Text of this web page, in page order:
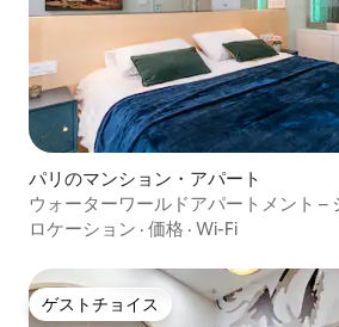
パリのマンション・アパート
ウォーターワールドアパートメント –
Netflix、Wi-Fi、パリ
ロケーション · 価格 · Wi-Fi
ゲストチョイス
ゲストチョイス